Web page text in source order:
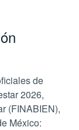
de
2026,
(FINABIEN),
México: